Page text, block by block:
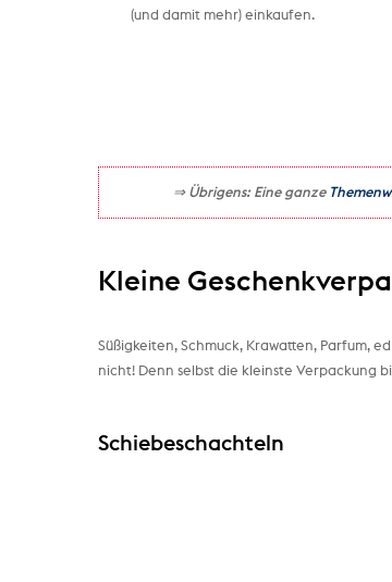
(und damit mehr) einkaufen.
⇒ Übrigens: Eine ganze
Kleine
Süßigkeiten, Schmuck, Krawatten, Parfum,
nicht! Denn selbst die kleinste Verpackung
Schiebeschachteln